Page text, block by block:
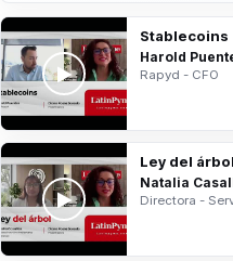
Stablecoins
Harold
Rapyd - CFO
Ley del árbol
Natalia
Directora -